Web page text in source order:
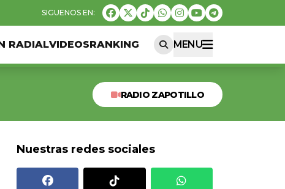
RADIALVIDEOSRANKING MENU
RADIO ZAPOTILLO
Nuestras redes sociales